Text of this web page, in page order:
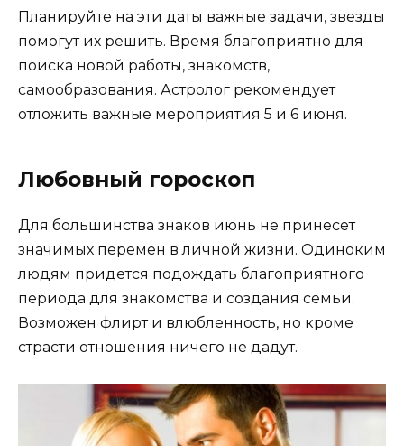
Планируйте на эти даты важные задачи, звезды
помогут их решить. Время благоприятно для
поиска новой работы, знакомств,
самообразования. Астролог рекомендует
отложить важные мероприятия 5 и 6 июня.
Любовный гороскоп
Для большинства знаков июнь не принесет
значимых перемен в личной жизни. Одиноким
людям придется подождать благоприятного
периода для знакомства и создания семьи.
Возможен флирт и влюбленность, но кроме
страсти отношения ничего не дадут.